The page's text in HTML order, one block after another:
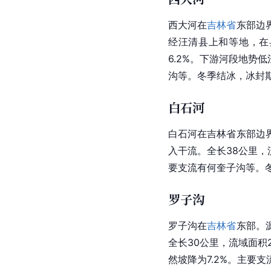
西大河在吉林省东部边
经汪清县上和等地，
6.2%。下游河段地势
沟等。冬季结冰，冰封
白石河
白石河在吉林省东部边
入干流。全长38公里
要支流有何奎子沟等。
罗子沟
罗子沟在吉林省东部。
全长30公里，流域面积
然坡降为7.2%。主要支